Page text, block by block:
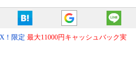
！限定 最大11000円キャッシュバック実